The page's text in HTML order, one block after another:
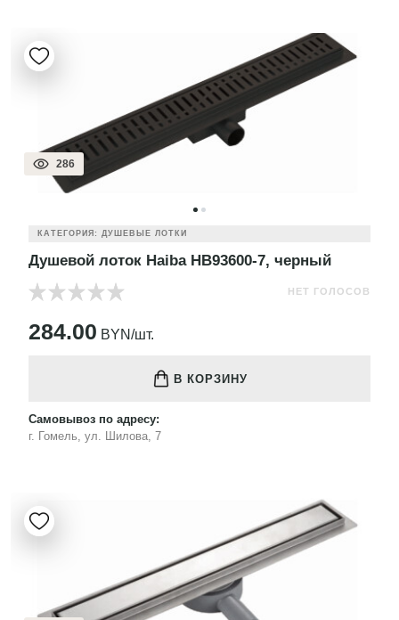
286
КАТЕГОРИЯ: ДУШЕВЫЕ ЛОТКИ
Душевой лоток Haiba HB93600-7, черный
НЕТ ГОЛОСОВ
284.00 BYN/шт.
В КОРЗИНУ
Самовывоз по адресу:
г. Гомель, ул. Шилова, 7